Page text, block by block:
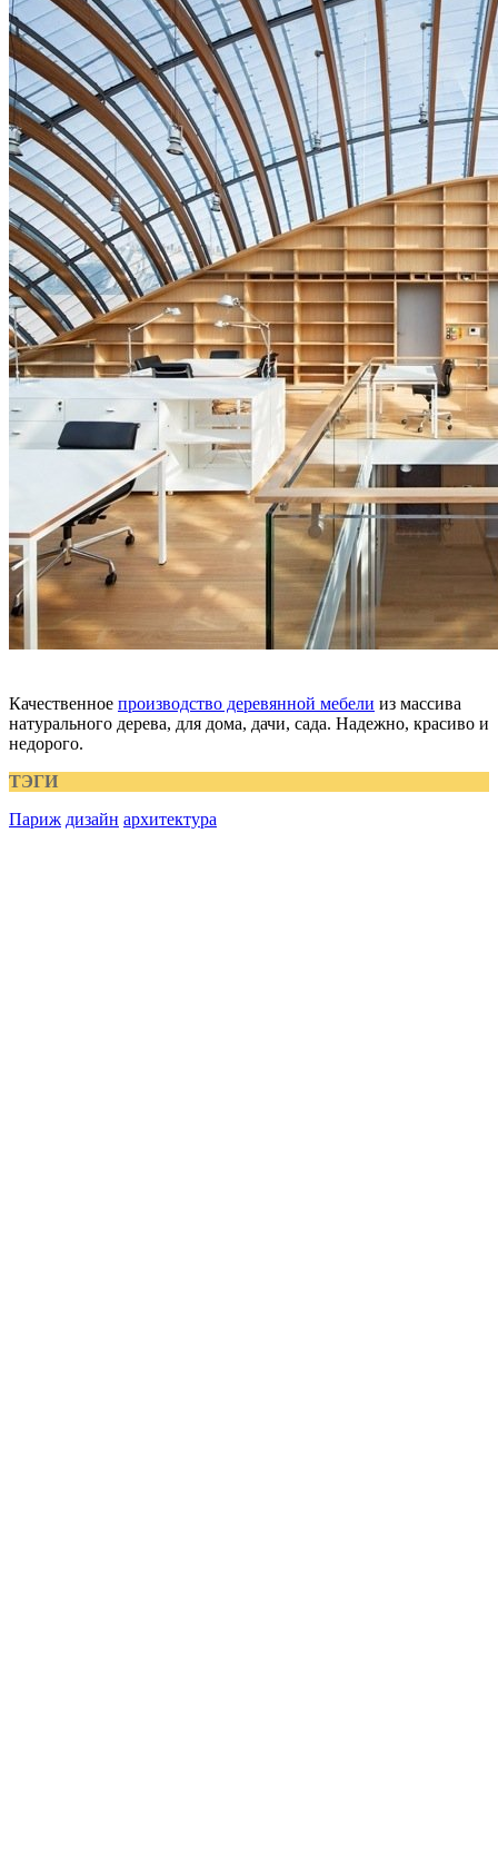
Качественное производство деревянной мебели из массива
натурального дерева, для дома, дачи, сада. Надежно, красиво и
недорого.
ТЭГИ
Париж дизайн архитектура